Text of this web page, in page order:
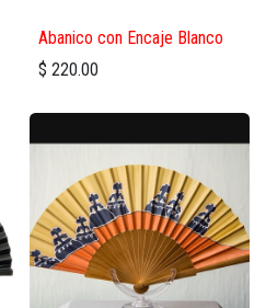
Abanico con Encaje Blanco
$ 220.00